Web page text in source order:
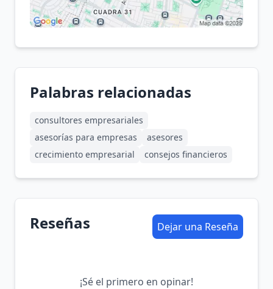
Palabras relacionadas
consultores empresariales
asesorías para empresas
asesores
crecimiento empresarial
consejos financieros
Reseñas Dejar una Reseña
¡Sé el primero en opinar!